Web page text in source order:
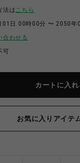
法はこちら
01日 00時00分 〜 2050年
合わせる
可
カートに入れ
お気に入りアイテ